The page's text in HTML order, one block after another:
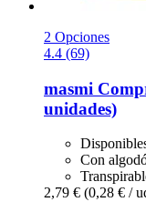
2 Opciones
4.4 (69)
masmi
unidades)
Con
2,79 € (0,28 € /